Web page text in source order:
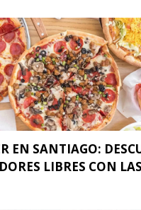
EN SANTIAGO:
LIBRES CON LAS